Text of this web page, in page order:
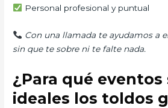
Personal profesional y puntual
Con una llamada te ayudamos a
sin que te sobre ni te falte nada.
¿Para qué eventos
ideales los toldos